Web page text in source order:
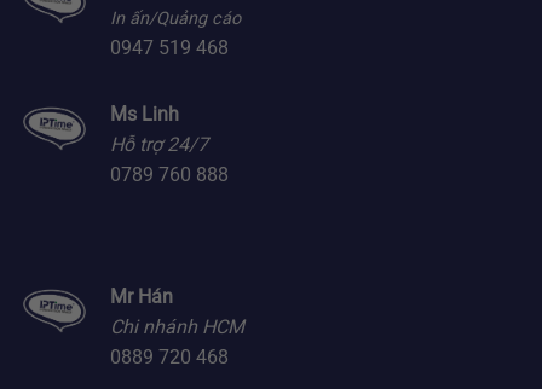
In ấn/Quảng cáo
0947 519 468
Ms Linh
Hỗ trợ 24/7
0789 760 888
Mr Hán
Chi nhánh HCM
0889 720 468